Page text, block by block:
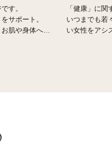
す。
サポート。
肌や身体への
「健康」に
いつまでも若
い女性をアシ